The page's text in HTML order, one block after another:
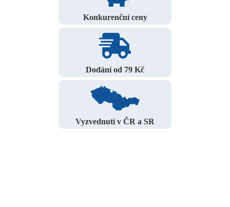
Konkurenční ceny
Dodání od 79 Kč
Vyzvednutí v ČR a SR